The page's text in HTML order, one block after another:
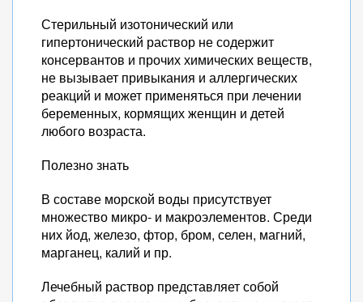
Стерильный изотонический или
гипертонический раствор не содержит
консервантов и прочих химических веществ,
не вызывает привыкания и аллергических
реакций и может применяться при лечении
беременных, кормящих женщин и детей
любого возраста.
Полезно знать
В составе морской воды присутствует
множество микро- и макроэлементов. Среди
них йод, железо, фтор, бром, селен, магний,
марганец, калий и пр.
Лечебный раствор представляет собой